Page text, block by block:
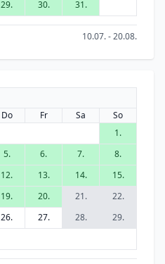
29. 30. 31.
10.07. - 20.08.
Do Fr Sa
So
1.
5. 6. 7.
8.
12. 13. 14.
15.
19. 20. 21.
22.
26. 27. 28.
29.